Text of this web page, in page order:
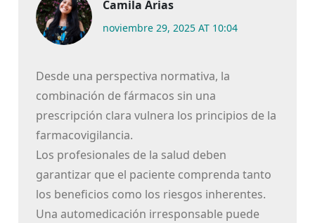
Camila Arias
noviembre 29, 2025 AT 10:04
Desde una perspectiva normativa, la
combinación de fármacos sin una
prescripción clara vulnera los principios de la
farmacovigilancia.
Los profesionales de la salud deben
garantizar que el paciente comprenda tanto
los beneficios como los riesgos inherentes.
Una automedicación irresponsable puede